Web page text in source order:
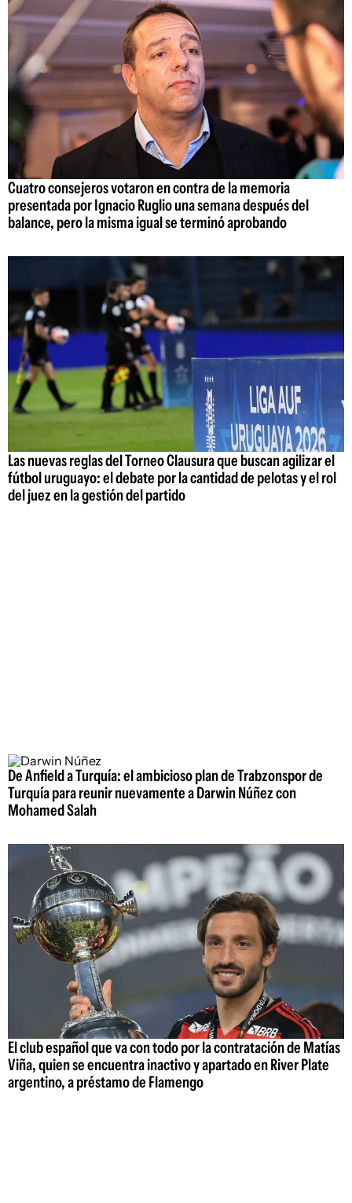
Cuatro consejeros votaron en contra de la memoria
presentada por Ignacio Ruglio una semana después del
balance, pero la misma igual se terminó aprobando
Las nuevas reglas del Torneo Clausura que buscan agilizar el
fútbol uruguayo: el debate por la cantidad de pelotas y el rol
del juez en la gestión del partido
De Anfield a Turquía: el ambicioso plan de Trabzonspor de
Turquía para reunir nuevamente a Darwin Núñez con
Mohamed Salah
El club español que va con todo por la contratación de Matías
Viña, quien se encuentra inactivo y apartado en River Plate
argentino, a préstamo de Flamengo